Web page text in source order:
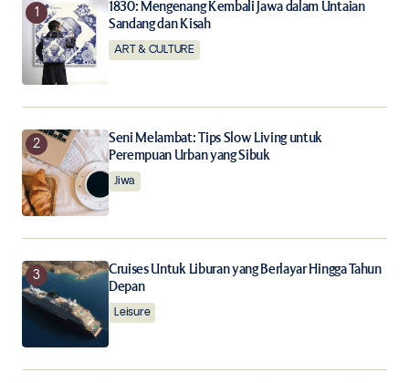
1830: Mengenang Kembali Jawa dalam Untaian
Sandang dan Kisah
ART & CULTURE
Seni Melambat: Tips Slow Living untuk
Perempuan Urban yang Sibuk
Jiwa
Cruises Untuk Liburan yang Berlayar Hingga Tahun
Depan
Leisure